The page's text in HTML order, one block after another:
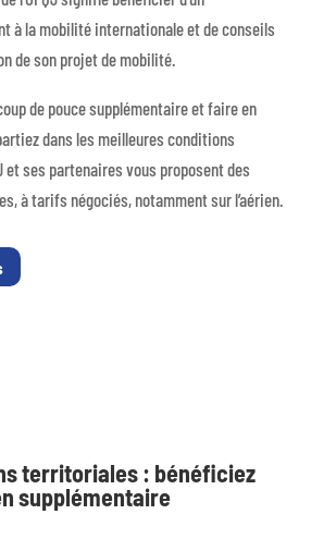
à la mobilité internationale et de conseils
de son projet de mobilité.
de pouce supplémentaire et faire en
dans les meilleures conditions
et ses partenaires vous proposent des
à tarifs négociés, notamment sur l’aérien.
territoriales : bénéficiez
supplémentaire